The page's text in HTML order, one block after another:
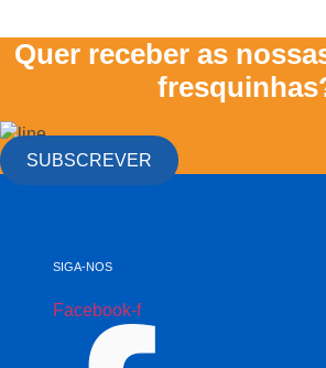
Quer receber as
SUBSCREVER
SIGA-NOS
Facebook-f